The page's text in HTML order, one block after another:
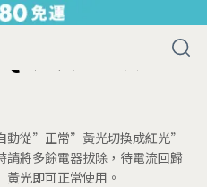
延長線-6呎
動從”正常”黃光切換成紅光”
將多餘電器拔除，待電流回歸
光即可正常使用。